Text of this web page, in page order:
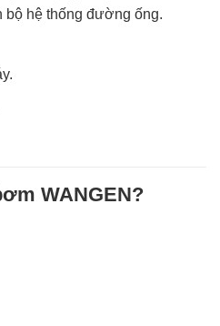
bộ hệ thống đường ống.
WANGEN?